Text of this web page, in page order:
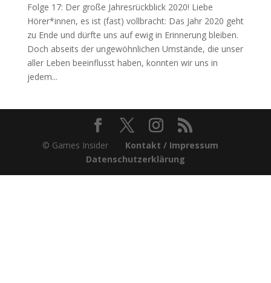
Folge 17: Der große Jahresrückblick 2020! Liebe
Hörer*innen, es ist (fast) vollbracht: Das Jahr 2020 geht
zu Ende und dürfte uns auf ewig in Erinnerung bleiben.
Doch abseits der ungewöhnlichen Umstände, die unser
aller Leben beeinflusst haben, konnten wir uns in
jedem...
© Games Insider Kontakt / Impressum
Datenschutzerklärung